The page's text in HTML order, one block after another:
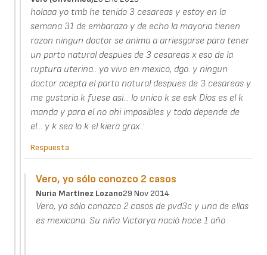
holaaa yo tmb he tenido 3 cesareas y estoy en la
semana 31 de embarazo y de echo la mayoria tienen
razon ningun doctor se anima a arriesgarse para tener
un parto natural despues de 3 cesareas x eso de la
ruptura uterina.. yo vivo en mexico, dgo. y ningun
doctor acepta el parto natural despues de 3 cesareas y
me gustaria k fuese asi... lo unico k se esk Dios es el k
manda y para el no ahi imposibles y todo depende de
el... y k sea lo k el kiera grax::
Respuesta
Vero, yo sólo conozco 2 casos
Nuria Martínez Lozano29 Nov 2014
Vero, yo sólo conozco 2 casos de pvd3c y una de ellas
es mexicana. Su niña Victorya nació hace 1 año